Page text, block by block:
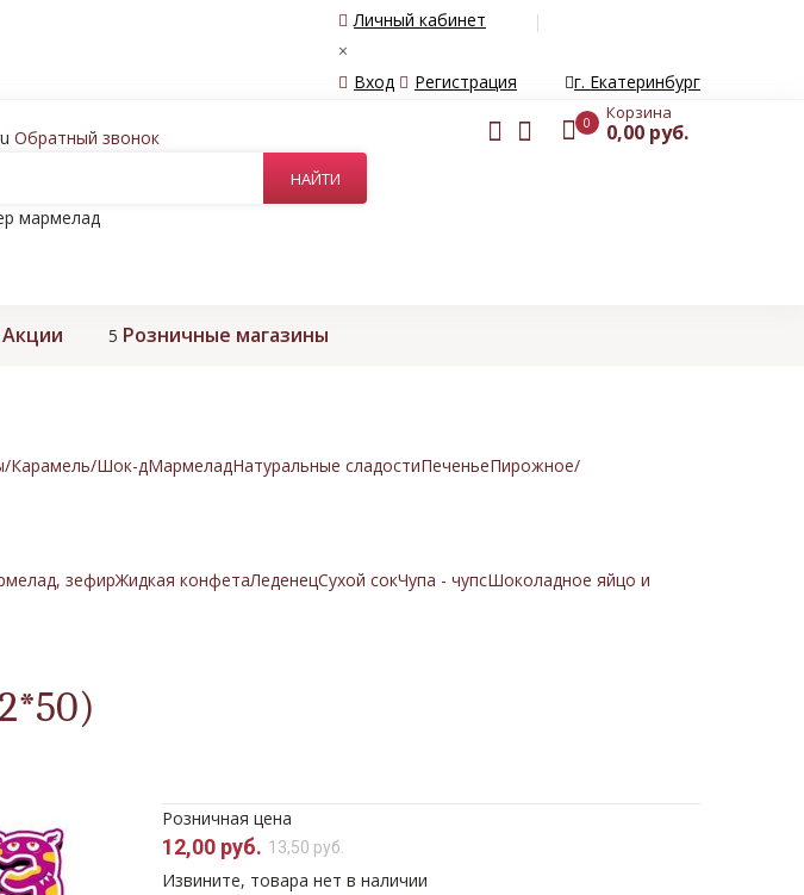
Личный кабинет
×
Вход
Регистрация г. Екатеринбург
Обратный звонок
мармелад
0 Корзина
0,00 руб.
Акции 5 Розничные магазины
Карамель/Шок-дМармеладНатуральные сладостиПеченьеПирожное/
зефирЖидкая конфетаЛеденецСухой сокЧупа - чупсШоколадное яйцо и
Розничная цена
12,00 руб. 13,50 руб.
Извините, товара нет в наличии